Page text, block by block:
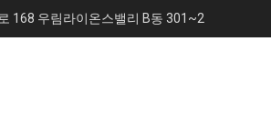
168 우림라이온스밸리 B동 301~2